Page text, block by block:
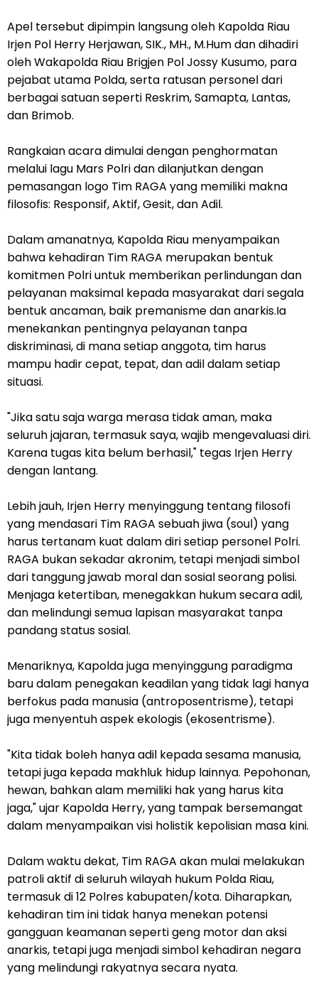
Apel tersebut dipimpin langsung oleh Kapolda Riau
Irjen Pol Herry Herjawan, SIK., MH., M.Hum dan dihadiri
oleh Wakapolda Riau Brigjen Pol Jossy Kusumo, para
pejabat utama Polda, serta ratusan personel dari
berbagai satuan seperti Reskrim, Samapta, Lantas,
dan Brimob.
Rangkaian acara dimulai dengan penghormatan
melalui lagu Mars Polri dan dilanjutkan dengan
pemasangan logo Tim RAGA yang memiliki makna
filosofis: Responsif, Aktif, Gesit, dan Adil.
Dalam amanatnya, Kapolda Riau menyampaikan
bahwa kehadiran Tim RAGA merupakan bentuk
komitmen Polri untuk memberikan perlindungan dan
pelayanan maksimal kepada masyarakat dari segala
bentuk ancaman, baik premanisme dan anarkis.Ia
menekankan pentingnya pelayanan tanpa
diskriminasi, di mana setiap anggota, tim harus
mampu hadir cepat, tepat, dan adil dalam setiap
situasi.
"Jika satu saja warga merasa tidak aman, maka
seluruh jajaran, termasuk saya, wajib mengevaluasi diri.
Karena tugas kita belum berhasil," tegas Irjen Herry
dengan lantang.
Lebih jauh, Irjen Herry menyinggung tentang filosofi
yang mendasari Tim RAGA sebuah jiwa (soul) yang
harus tertanam kuat dalam diri setiap personel Polri.
RAGA bukan sekadar akronim, tetapi menjadi simbol
dari tanggung jawab moral dan sosial seorang polisi.
Menjaga ketertiban, menegakkan hukum secara adil,
dan melindungi semua lapisan masyarakat tanpa
pandang status sosial.
Menariknya, Kapolda juga menyinggung paradigma
baru dalam penegakan keadilan yang tidak lagi hanya
berfokus pada manusia (antroposentrisme), tetapi
juga menyentuh aspek ekologis (ekosentrisme).
"Kita tidak boleh hanya adil kepada sesama manusia,
tetapi juga kepada makhluk hidup lainnya. Pepohonan,
hewan, bahkan alam memiliki hak yang harus kita
jaga," ujar Kapolda Herry, yang tampak bersemangat
dalam menyampaikan visi holistik kepolisian masa kini.
Dalam waktu dekat, Tim RAGA akan mulai melakukan
patroli aktif di seluruh wilayah hukum Polda Riau,
termasuk di 12 Polres kabupaten/kota. Diharapkan,
kehadiran tim ini tidak hanya menekan potensi
gangguan keamanan seperti geng motor dan aksi
anarkis, tetapi juga menjadi simbol kehadiran negara
yang melindungi rakyatnya secara nyata.